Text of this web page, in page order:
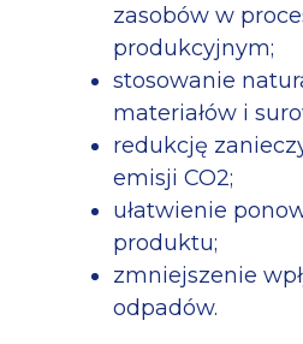
zasobów w
produkcyjnym;
stosowanie
materiałów i
redukcję
emisji CO2;
ułatwienie
produktu;
zmniejszenie
odpadów.